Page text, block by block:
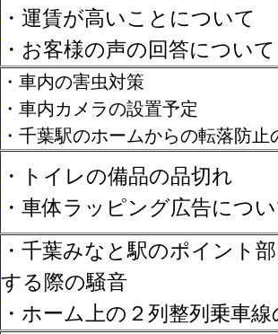
・運賃が高いことについて
・お客様の声の回答について
・車内の害虫対策
・車内カメラの設置予定
・千葉駅のホームからの転落防
・トイレの備品の品切れ
・車体ラッピング広告につ
・千葉みなと駅のポイント
する際の騒音
・ホーム上の２列整列乗車